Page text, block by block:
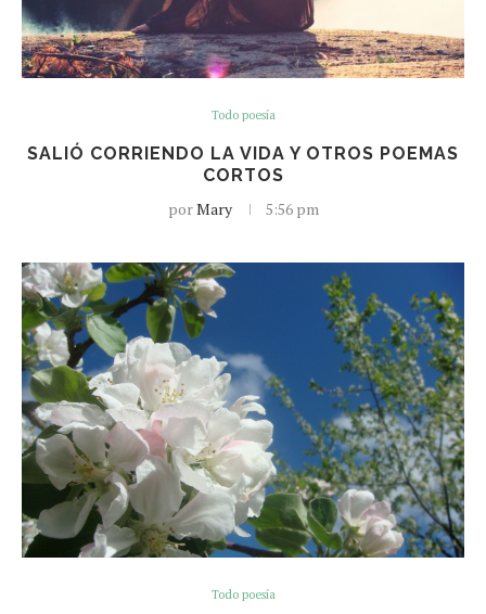
Todo poesía
SALIÓ CORRIENDO LA VIDA Y OTROS POEMAS
CORTOS
porMary 5:56 pm
Todo poesía